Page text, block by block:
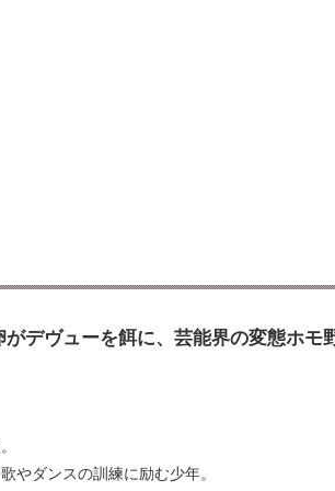
デヴューを餌に、芸能界の変態ホモ
やダンスの訓練に励む少年。